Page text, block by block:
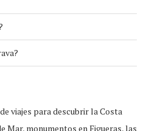
viajes para descubrir la Costa
Mar, monumentos en Figueras, las